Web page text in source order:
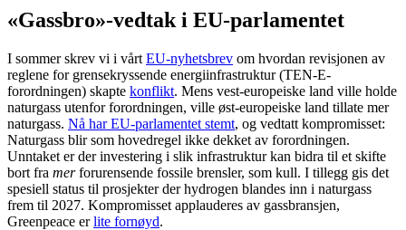
«Gassbro»-vedtak i EU-parlamentet
I sommer skrev vi i vårt EU-nyhetsbrev om hvordan revisjonen av
reglene for grensekryssende energiinfrastruktur (TEN-E-
forordningen) skapte konflikt. Mens vest-europeiske land ville holde
naturgass utenfor forordningen, ville øst-europeiske land tillate mer
naturgass. Nå har EU-parlamentet stemt, og vedtatt kompromisset:
Naturgass blir som hovedregel ikke dekket av forordningen.
Unntaket er der investering i slik infrastruktur kan bidra til et skifte
bort fra merforurensende fossile brensler, som kull. I tillegg gis det
spesiell status til prosjekter der hydrogen blandes inn i naturgass
frem til 2027. Kompromisset applauderes av gassbransjen,
Greenpeace erlite fornøyd.